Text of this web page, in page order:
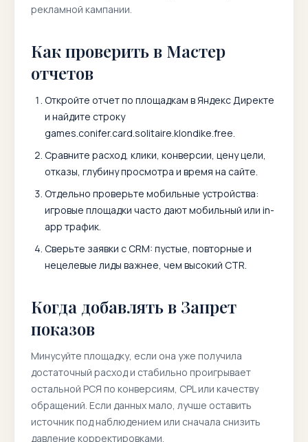
рекламной кампании.
Как проверить в Мастер
отчетов
Откройте отчет по площадкам в Яндекс Директе
и найдите строку
games.conifer.card.solitaire.klondike.free.
Сравните расход, клики, конверсии, цену цели,
отказы, глубину просмотра и время на сайте.
Отдельно проверьте мобильные устройства:
игровые площадки часто дают мобильный или in-
app трафик.
Сверьте заявки с CRM: пустые, повторные и
нецелевые лиды важнее, чем высокий CTR.
Когда добавлять в Запрет
показов
Минусуйте площадку, если она уже получила
достаточный расход и стабильно проигрывает
остальной РСЯ по конверсиям, CPL или качеству
обращений. Если данных мало, лучше оставить
источник под наблюдением или сначала снизить
давление корректировками.